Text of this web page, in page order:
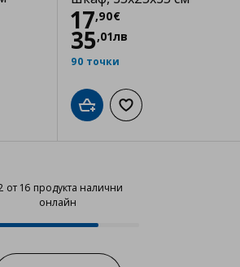
списъка с любими
17,90€
Цена
35,01лв
90 точки
Добави в кошницата
Добави към
от 16 продукта налични
онлайн
12 от 16 продукта налични